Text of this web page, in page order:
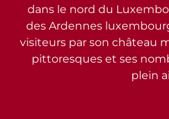
dans le nord du
des Ardennes
visiteurs par son château
pittoresques et ses
plein